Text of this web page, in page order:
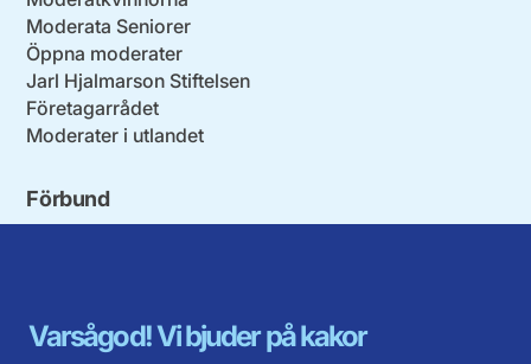
Varsågod! Vi bjuder på kakor
Moderata Seniorer
Öppna moderater
Jarl Hjalmarson Stiftelsen
Företagarrådet
Moderater i utlandet
Förbund
Gävleborg
Halland
Värmlands län
Västerbotten